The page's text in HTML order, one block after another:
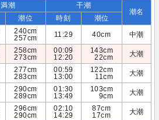
満潮 干潮
潮名
潮位 時刻
潮位
240cm
257cm
11:29 40cm 中潮
258cm
273cm
00:09
12:20
143cm
22cm
大潮
277cm
283cm
00:59
13:00
122cm
11cm
大潮
290cm
289cm
01:30
13:49
103cm
9cm
大潮
296cm
290cm
02:10
14:29
87cm
17cm
大潮